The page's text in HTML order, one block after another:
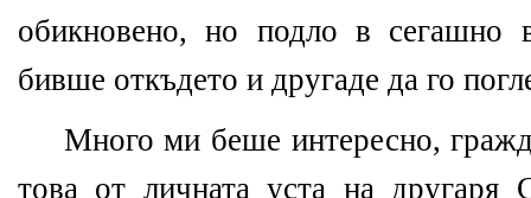
обикновено, но подло в сегашно
бивше откъдето и другаде да го
Много ми беше интересно,
това от личната уста на другаря